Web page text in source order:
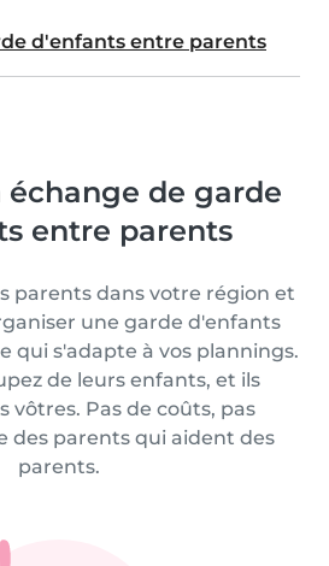
d'enfants entre parents
échange de garde
entre parents
parents dans votre région et
une garde d'enfants
qui s'adapte à vos plannings.
de leurs enfants, et ils
vôtres. Pas de coûts, pas
des parents qui aident des
parents.